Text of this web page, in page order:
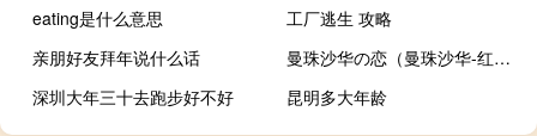
eating是什么意思
工厂逃生 攻略
亲朋好友拜年说什么话
曼珠沙华の恋（曼珠沙华-红莲—睡莲科简介）
深圳大年三十去跑步好不好
昆明多大年龄